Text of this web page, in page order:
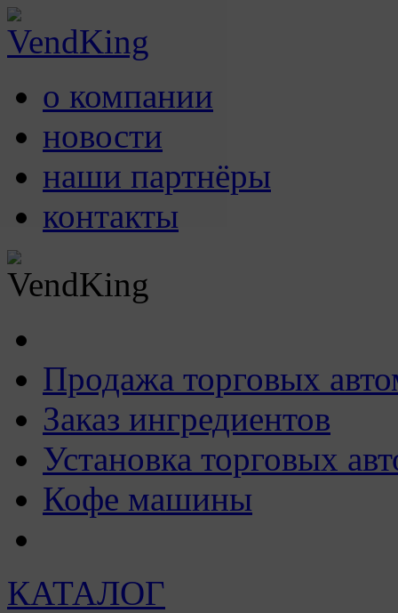
о компании
новости
наши партнёры
контакты
Продажа торговых
Заказ ингредиентов
Установка торговых
Кофе машины
КАТАЛОГ